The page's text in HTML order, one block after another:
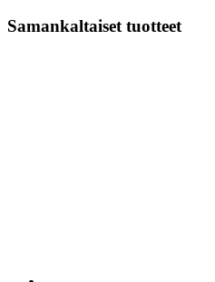
Samankaltaiset tuotteet